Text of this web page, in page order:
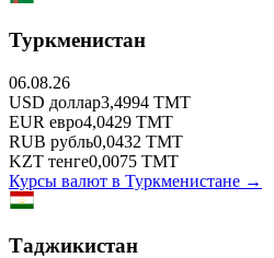
Туркменистан
06.08.26
USD доллар3,4994 TMT
EUR евро4,0429 TMT
RUB рубль0,0432 TMT
KZT тенге0,0075 TMT
Курсы валют в Туркменистане →
Таджикистан